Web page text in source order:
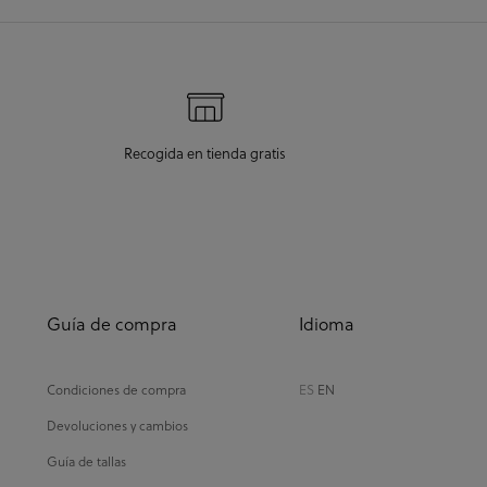
Recogida en tienda gratis
Guía de compra
Condiciones de compra
Devoluciones y cambios
Guía de tallas
Idioma
ES EN